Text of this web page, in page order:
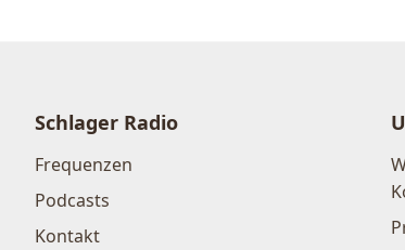
Schlager Radio
Frequenzen
Podcasts
Kontakt